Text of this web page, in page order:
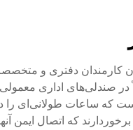
کارمندان دفتری و
صندلی‌های اداری
که ساعات طولانی‌ای
که اتصال ایمن آنها